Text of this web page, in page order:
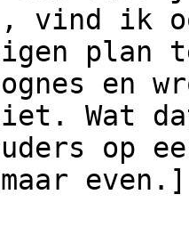
vind ik
plan
en
Wat
op